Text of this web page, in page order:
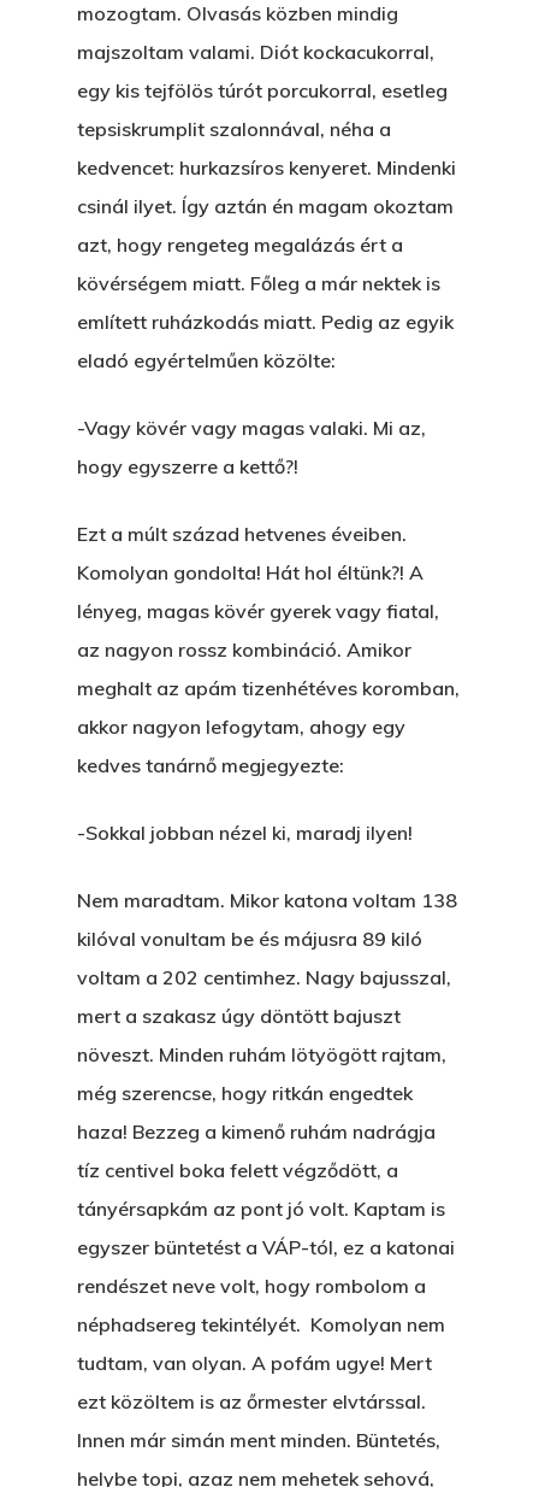
mozogtam. Olvasás közben mindig
majszoltam valami. Diót kockacukorral,
egy kis tejfölös túrót porcukorral, esetleg
tepsiskrumplit szalonnával, néha a
kedvencet: hurkazsíros kenyeret. Mindenki
csinál ilyet. Így aztán én magam okoztam
azt, hogy rengeteg megalázás ért a
kövérségem miatt. Főleg a már nektek is
említett ruházkodás miatt. Pedig az egyik
eladó egyértelműen közölte:
-Vagy kövér vagy magas valaki. Mi az,
hogy egyszerre a kettő?!
Ezt a múlt század hetvenes éveiben.
Komolyan gondolta! Hát hol éltünk?! A
lényeg, magas kövér gyerek vagy fiatal,
az nagyon rossz kombináció. Amikor
meghalt az apám tizenhétéves koromban,
akkor nagyon lefogytam, ahogy egy
kedves tanárnő megjegyezte:
-Sokkal jobban nézel ki, maradj ilyen!
Nem maradtam. Mikor katona voltam 138
kilóval vonultam be és májusra 89 kiló
voltam a 202 centimhez. Nagy bajusszal,
mert a szakasz úgy döntött bajuszt
növeszt. Minden ruhám lötyögött rajtam,
még szerencse, hogy ritkán engedtek
haza! Bezzeg a kimenő ruhám nadrágja
tíz centivel boka felett végződött, a
tányérsapkám az pont jó volt. Kaptam is
egyszer büntetést a VÁP-tól, ez a katonai
rendészet neve volt, hogy rombolom a
néphadsereg tekintélyét. Komolyan nem
tudtam, van olyan. A pofám ugye! Mert
ezt közöltem is az őrmester elvtárssal.
Innen már simán ment minden. Büntetés,
helybe topi, azaz nem mehetek sehová,
Főoldal
Bolt
Könyveim